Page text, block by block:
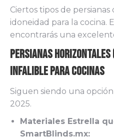
Ciertos tipos de persianas
idoneidad para la cocina.
encontrarás una
Persianas Horizontales
Infalible para Cocinas
Siguen siendo una
2025.
Materiales Estrella
SmartBlinds.mx: